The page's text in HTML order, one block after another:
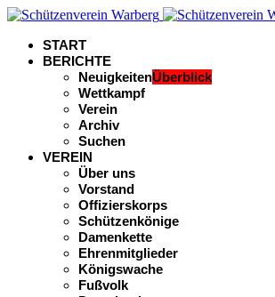
START
BERICHTE
NeuigkeitenÜberblick
Wettkampf
Verein
Archiv
Suchen
VEREIN
Über uns
Vorstand
Offizierskorps
Schützenkönige
Damenkette
Ehrenmitglieder
Königswache
Fußvolk